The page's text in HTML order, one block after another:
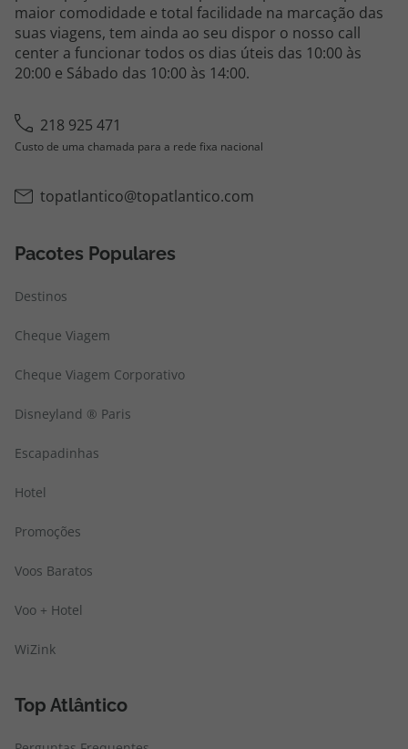
218 925 471
Custo de uma chamada para a rede fixa nacional.
Apoio ao cliente no Estrangeiro
Custo de uma chamada para a rede fixa nacional.
A sua agência de viagens Top Atlântico tem a preocupação de estar
na marcação das suas viagens, tem ainda ao seu dispor o nosso call
center a funcionar todos os dias úteis das 10:00 às 20:00 e Sábado
maior comodidade e total facilidade na marcação das
suas viagens, tem ainda ao seu dispor o nosso call
center a funcionar todos os dias úteis das 10:00 às
20:00 e Sábado das 10:00 às 14:00.
218 925 471
Custo de uma chamada para a rede fixa nacional
topatlantico@topatlantico.com
Pacotes Populares
Destinos
Cheque Viagem
Cheque Viagem Corporativo
Disneyland ® Paris
Escapadinhas
Hotel
Promoções
Voos Baratos
Voo + Hotel
WiZink
Top Atlântico